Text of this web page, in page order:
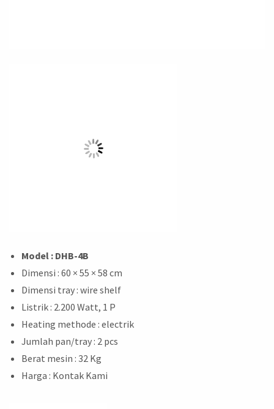
Model : DHB-4B
Dimensi : 60 × 55 × 58 cm
Dimensi tray : wire shelf
Listrik : 2.200 Watt, 1 P
Heating methode : electrik
Jumlah pan/tray : 2 pcs
Berat mesin : 32 Kg
Harga : Kontak Kami